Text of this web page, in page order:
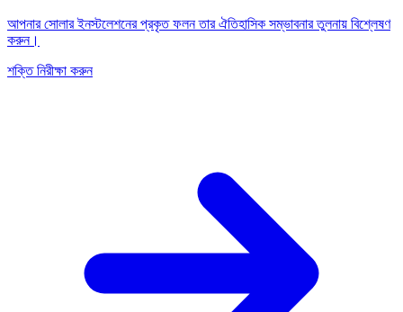
আপনার সোলার ইনস্টলেশনের প্রকৃত ফলন তার ঐতিহাসিক সম্ভাবনার তুলনায় বিশ্লেষণ
করুন।
শক্তি নিরীক্ষা করুন